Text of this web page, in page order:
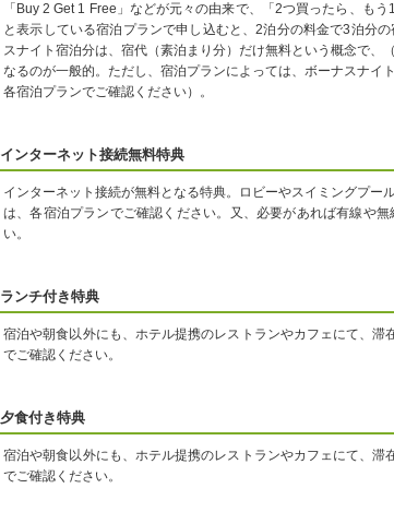
「Buy 2 Get 1 Free」などが元々の由来で、「2つ買ったら、も
と表示している宿泊プランで申し込むと、2泊分の料金で3泊分
スナイト宿泊分は、宿代（素泊まり分）だけ無料という概念で
なるのが一般的。ただし、宿泊プランによっては、ボーナスナイ
各宿泊プランでご確認ください）。
インターネット接続無料特典
インターネット接続が無料となる特典。ロビーやスイミングプ
は、各宿泊プランでご確認ください。又、必要があれば有線や
い。
ランチ付き特典
宿泊や朝食以外にも、ホテル提携のレストランやカフェにて、
でご確認ください。
夕食付き特典
宿泊や朝食以外にも、ホテル提携のレストランやカフェにて、
でご確認ください。